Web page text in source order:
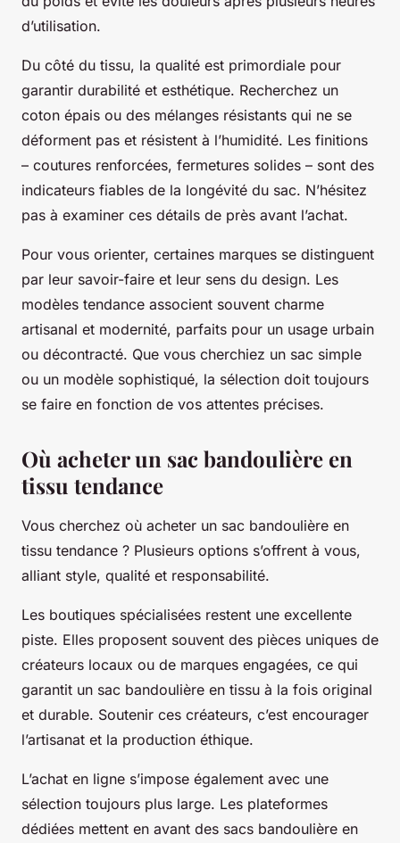
d’utilisation.
Du côté du tissu, la qualité est primordiale pour
garantir durabilité et esthétique. Recherchez un
coton épais ou des mélanges résistants qui ne se
déforment pas et résistent à l’humidité. Les finitions
– coutures renforcées, fermetures solides – sont des
indicateurs fiables de la longévité du sac. N’hésitez
pas à examiner ces détails de près avant l’achat.
Pour vous orienter, certaines marques se distinguent
par leur savoir-faire et leur sens du design. Les
modèles tendance associent souvent charme
artisanal et modernité, parfaits pour un usage urbain
ou décontracté. Que vous cherchiez un sac simple
ou un modèle sophistiqué, la sélection doit toujours
se faire en fonction de vos attentes précises.
Où acheter un sac bandoulière en
tissu tendance
Vous cherchez où acheter un sac bandoulière en
tissu tendance ? Plusieurs options s’offrent à vous,
alliant style, qualité et responsabilité.
Les boutiques spécialisées restent une excellente
piste. Elles proposent souvent des pièces uniques de
créateurs locaux ou de marques engagées, ce qui
garantit un sac bandoulière en tissu à la fois original
et durable. Soutenir ces créateurs, c’est encourager
l’artisanat et la production éthique.
L’achat en ligne s’impose également avec une
sélection toujours plus large. Les plateformes
dédiées mettent en avant des sacs bandoulière en